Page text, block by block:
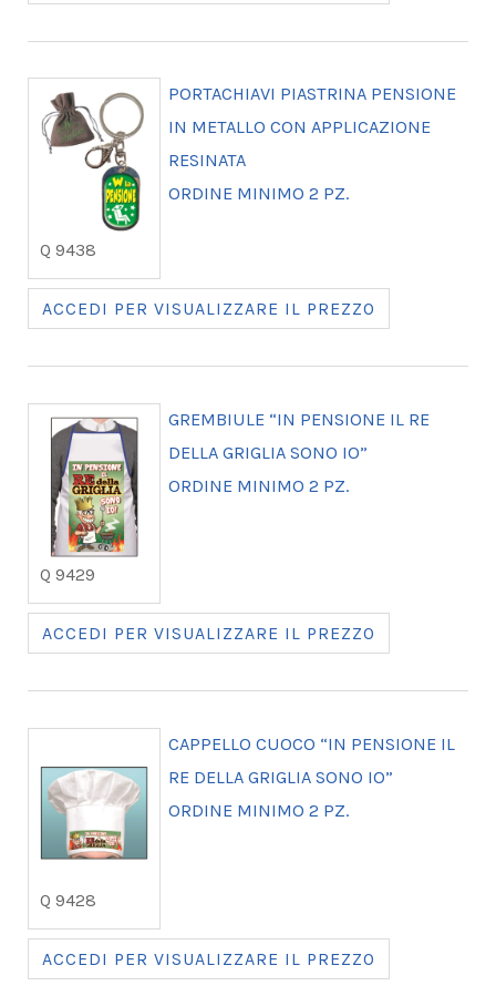
Q 9438
PORTACHIAVI PIASTRINA PENSIONE
IN METALLO CON APPLICAZIONE
RESINATA
ORDINE MINIMO 2 PZ.
ACCEDI PER VISUALIZZARE IL PREZZO
Q 9429
GREMBIULE “IN PENSIONE IL RE
DELLA GRIGLIA SONO IO”
ORDINE MINIMO 2 PZ.
ACCEDI PER VISUALIZZARE IL PREZZO
Q 9428
CAPPELLO CUOCO “IN PENSIONE IL
RE DELLA GRIGLIA SONO IO”
ORDINE MINIMO 2 PZ.
ACCEDI PER VISUALIZZARE IL PREZZO